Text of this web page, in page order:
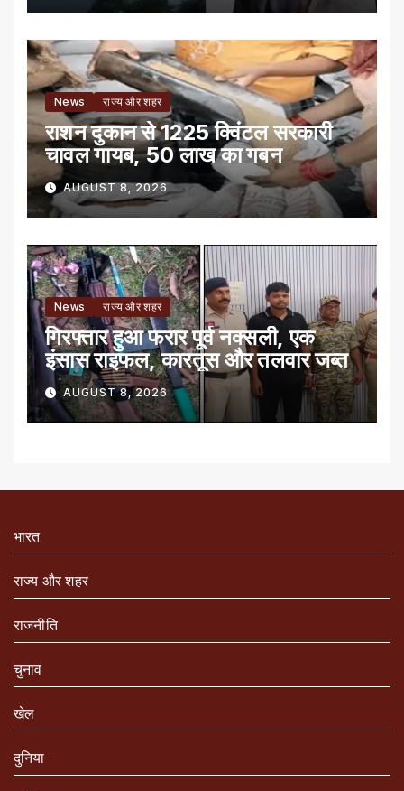
News राज्य और शहर
राशन दुकान से 1225 क्विंटल सरकारी
चावल गायब, 50 लाख का गबन
AUGUST 8, 2026
News राज्य और शहर
गिरफ्तार हुआ फरार पूर्व नक्सली, एक
इंसास राइफल, कारतूस और तलवार जब्त
AUGUST 8, 2026
भारत
राज्य और शहर
राजनीति
चुनाव
खेल
दुनिया